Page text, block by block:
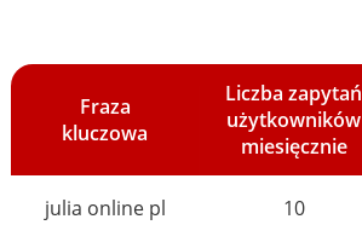
Fraza
kluczowa
Liczba zapytań
użytkowników
miesięcznie
julia online pl 10